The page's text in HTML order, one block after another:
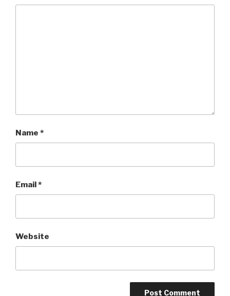
Name *
Email*
Website